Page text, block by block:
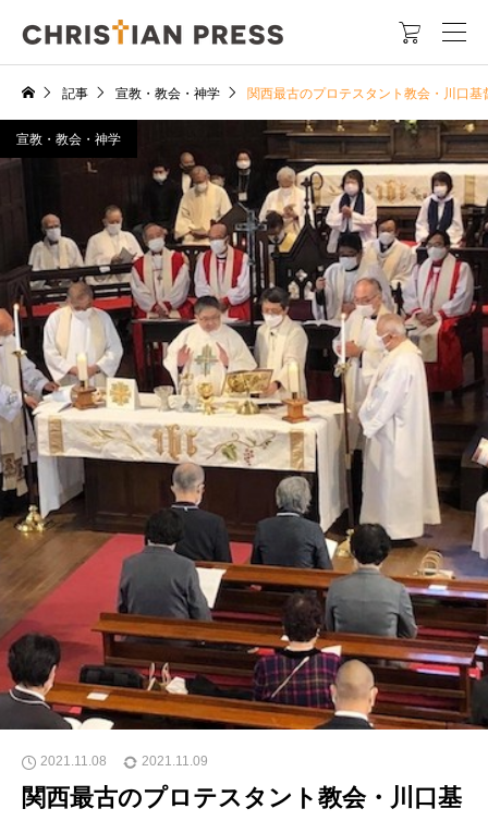

記事 宣教・教会・神学 関西最古のプロテスタント教会・川口
宣教・教会・神学
2021.11.08 2021.11.09
関西最古のプロテスタント教会・川口基